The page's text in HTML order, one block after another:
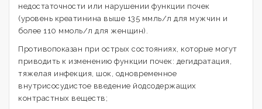
недостаточности или нарушении функции почек
(уровень креатинина выше 135 ммль/л для мужчин и
более 110 ммоль/л для женщин).
Противопоказан при острых состояниях, которые могут
приводить к изменению функции почек: дегидратация,
тяжелая инфекция, шок, одновременное
внутрисосудистое введение йодсодержащих
контрастных веществ;